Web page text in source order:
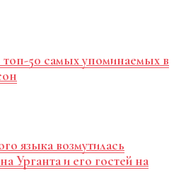
топ-50 самых упоминаемых в
языка возмутилась
Урганта и его гостей на